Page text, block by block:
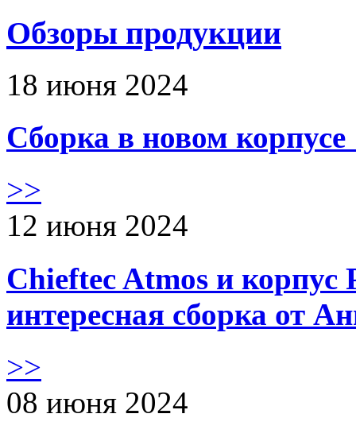
Обзоры продукции
18 июня 2024
Сборка в новом
>>
12 июня 2024
Chieftec Atmos и корпус
интересная сборка от
>>
08 июня 2024